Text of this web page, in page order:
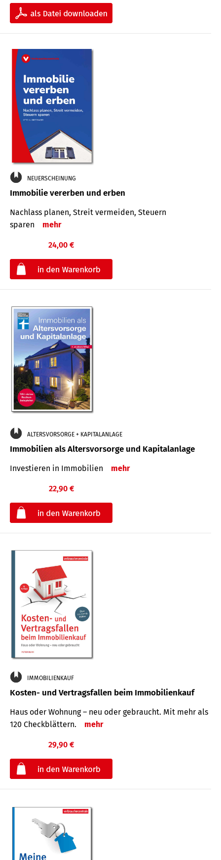
NEUERSCHEINUNG
Immobilie vererben und erben
Nachlass planen, Streit vermeiden, Steuern
sparen
mehr
24,00 €
ALTERSVORSORGE + KAPITALANLAGE
Immobilien als Altersvorsorge und Kapitalanlage
Investieren in Immobilien mehr
22,90 €
IMMOBILIENKAUF
Kosten- und Vertragsfallen beim Immobilienkauf
Haus oder Wohnung – neu oder gebraucht. Mit mehr als
120 Check­blättern.
mehr
29,90 €